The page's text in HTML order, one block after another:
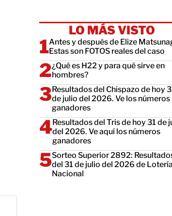
LO MÁS VISTO
Antes y después de Elize
Estas son FOTOS reales del caso
¿Qué es H22 y para qué sirve en
hombres?
Resultados del Chispazo de hoy
de julio del 2026. Ve los números
ganadores
Resultados del Tris de hoy 31 de
del 2026. Ve aquí los números
ganadores
Sorteo Superior 2892:
del 31 de julio del 2026 de Lotería
Nacional